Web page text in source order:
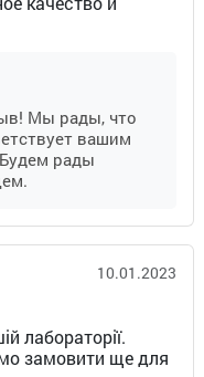
Мы рады, что
вашим
рады
10.01.2023
лабораторії.
замовити ще для